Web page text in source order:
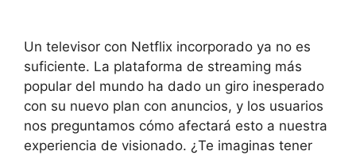
Un televisor ‌con Netflix incorporado ya no es
suficiente. La ⁢plataforma de streaming más
popular del mundo ha dado‌ un giro inesperado
con⁢ su⁢ nuevo plan con anuncios, y los usuarios
nos ​preguntamos cómo afectará esto a nuestra
experiencia de visionado. ¿Te imaginas tener